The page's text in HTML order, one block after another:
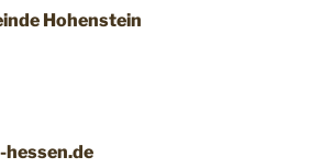
Hohenstein